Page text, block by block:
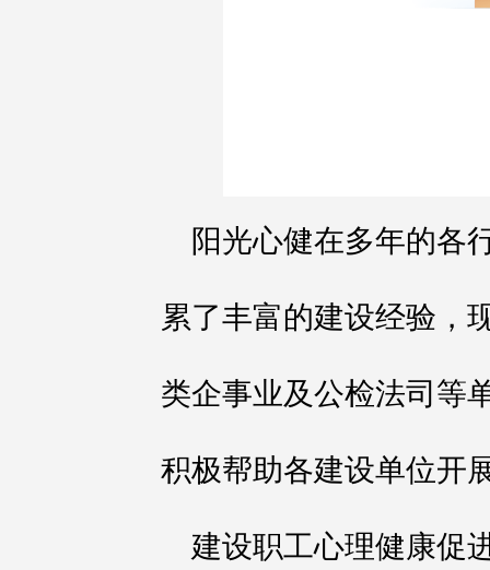
阳光心健在多年的各
累了丰富的建设经验，
类企事业及公检法司等
积极帮助各建设单位开
建设职工心理健康促